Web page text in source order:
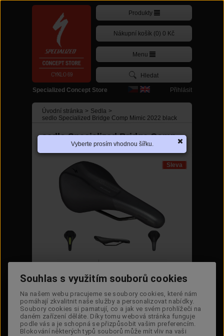
Specialized Concept Store Přihlásit
Produkty
Nákupní košík (0) 0 Kč
Menu
Úvodní stránka > Sedla >
sedlo Specialized Bridge Comp Mimic 2022 black
sedlo Specialized Bridge Comp
Mimic 2022 black
Sleva
Dostupnost:
Původní
cena:
3 099 Kč
Sleva: 30,0 %
Vyberte prosím vhodnou šířku.
Souhlas s využitím souborů cookies
Na našem webu pracujeme se soubory cookies, které nám
pomáhají zkvalitnit naše služby a personalizovat nabídky.
Soubory cookies si pamatují, co a jak ve svém prohlížeči na
daném zařízení děláte. Díky tomu webová stránka funguje
podle vás a je schopná se přizpůsobit vašim preferencím.
Blokování některých typů souborů může mít vliv na vaši
Souhlas s využitím souborů cookies
Na našem webu pracujeme se soubory cookies, které nám
pomáhají zkvalitnit naše služby a personalizovat nabídky.
Soubory cookies si pamatují, co a jak ve svém prohlížeči na
daném zařízení děláte. Díky tomu webová stránka funguje
podle vás a je schopná se přizpůsobit vašim preferencím.
Blokování některých typů souborů může mít vliv na vaši